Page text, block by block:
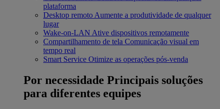
plataforma
Desktop remoto Aumente a produtividade de qualquer
lugar
Wake-on-LAN Ative dispositivos remotamente
Compartilhamento de tela Comunicação visual em
tempo real
Smart Service Otimize as operações pós-venda
Por necessidade Principais soluções
para diferentes equipes